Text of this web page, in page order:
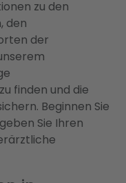
zu den
den
der
finden und die
Beginnen Sie
Sie Ihren